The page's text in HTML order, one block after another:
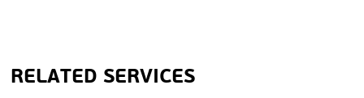
RELATED SERVICES